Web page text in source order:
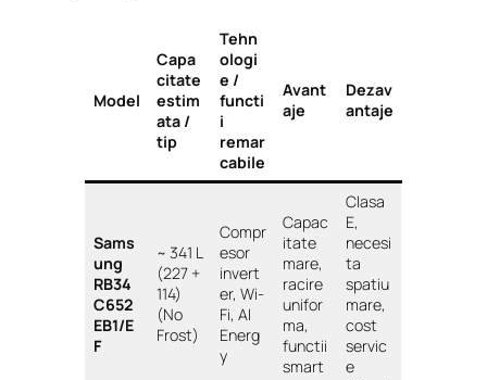
Model
Capa
citate
estim
ata /
tip
Tehn
ologi
e /
functi
i
remar
cabile
Avant
aje
Dezav
antaje
Sams
ung
RB34
C652
EB1/E
F
~ 341 L
(227 +
114)
(No
Frost)
Compr
esor
invert
er, Wi-
Fi, AI
Energ
y
Capac
itate
mare,
racire
unifor
ma,
functii
smart
Clasa
E,
necesi
ta
spatiu
mare,
cost
servic
e